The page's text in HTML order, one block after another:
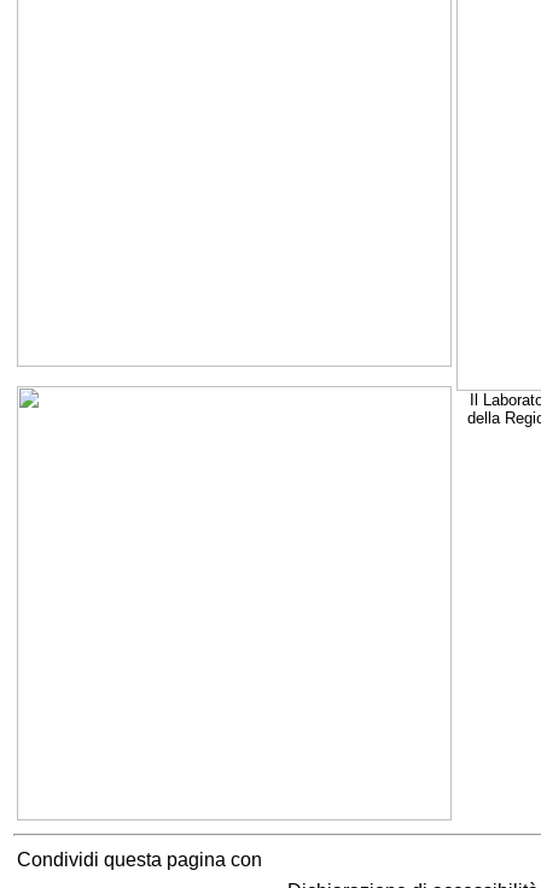
Il
della
Condividi questa pagina con